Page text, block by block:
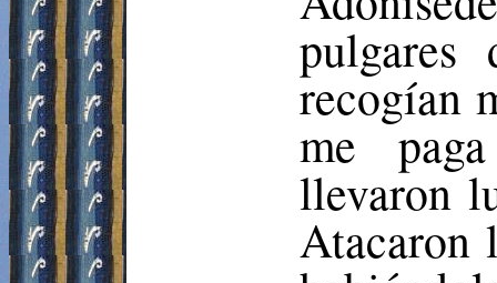
pulgares
recogían
me
llevaron
Atacaron